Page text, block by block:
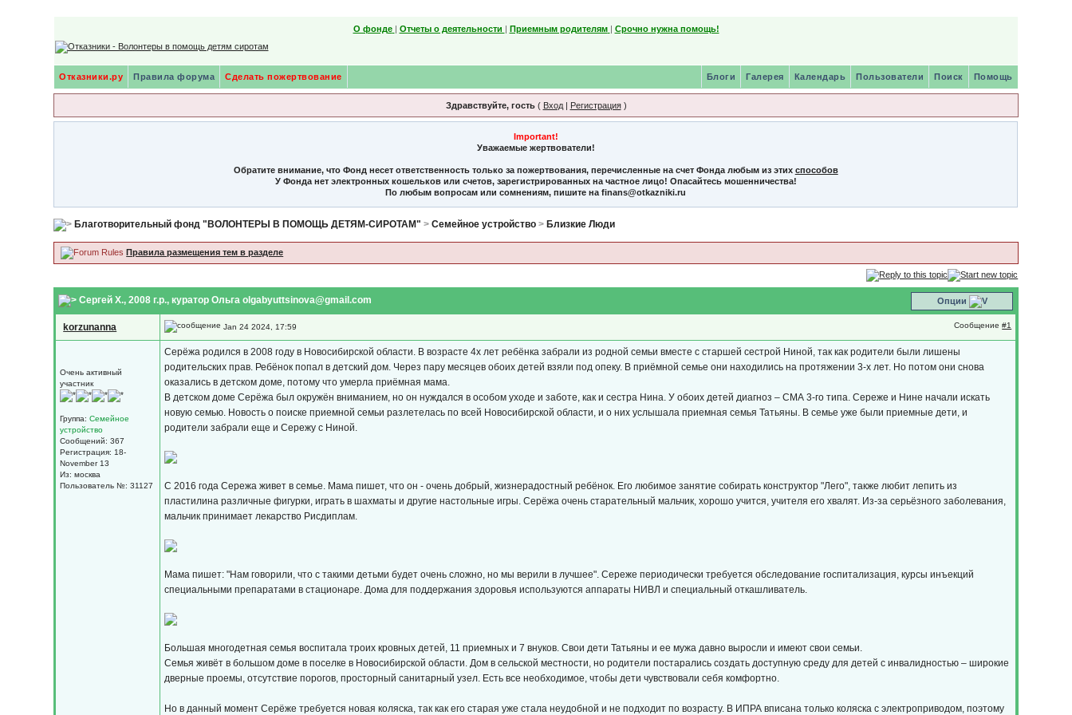
О фонде | Отчеты о деятельности | Приемным родителям | Срочно нужна помощь!
Отказники.ру Правила форума Сделать пожертвование Помощь
Поиск
Пользователи
Календарь
Галерея
Блоги
Здравствуйте, гость( Вход| Регистрация)
Important!
Уважаемые жертвователи!
Обратите внимание, что Фонд несет ответственность только за пожертвования, перечисленные на счет Фонда любым из этих способов
У Фонда нет электронных кошельков или счетов, зарегистрированных на частное лицо! Опасайтесь мошенничества!
По любым вопросам или сомнениям, пишите на finans@otkazniki.ru
Благотворительный фонд "ВОЛОНТЕРЫ В ПОМОЩЬ ДЕТЯМ-СИРОТАМ" >Семейное устройство > Близкие Люди
Правила размещения тем в разделе
Сергей Х., 2008 г.р., куратор Ольга olgabyuttsinova@gmail.com Опции
korzunanna Jan 24 2024, 17:59 Сообщение#1
Очень активный
участник
Группа:Семейное
устройство
Сообщений: 367
Регистрация: 18-
November 13
Из: москва
Пользователь №: 31127
Серёжа родился в 2008 году в Новосибирской области. В возрасте 4х лет ребёнка забрали из родной семьи вместе с старшей сестрой Ниной, так как родители были лишены
родительских прав. Ребёнок попал в детский дом. Через пару месяцев обоих детей взяли под опеку. В приёмной семье они находились на протяжении 3-х лет. Но потом они снова
оказались в детском доме, потому что умерла приёмная мама.
В детском доме Серёжа был окружён вниманием, но он нуждался в особом уходе и заботе, как и сестра Нина. У обоих детей диагноз – СМА 3-го типа. Сереже и Нине начали искать
новую семью. Новость о поиске приемной семьи разлетелась по всей Новосибирской области, и о них услышала приемная семья Татьяны. В семье уже были приемные дети, и
родители забрали еще и Сережу с Ниной.
С 2016 года Сережа живет в семье. Мама пишет, что он - очень добрый, жизнерадостный ребёнок. Его любимое занятие собирать конструктор "Лего", также любит лепить из
пластилина различные фигурки, играть в шахматы и другие настольные игры. Серёжа очень старательный мальчик, хорошо учится, учителя его хвалят. Из-за серьёзного заболевания,
мальчик принимает лекарство Рисдиплам.
Мама пишет: "Нам говорили, что с такими детьми будет очень сложно, но мы верили в лучшее". Сереже периодически требуется обследование госпитализация, курсы инъекций
специальными препаратами в стационаре. Дома для поддержания здоровья используются аппараты НИВЛ и специальный откашливатель.
Большая многодетная семья воспитала троих кровных детей, 11 приемных и 7 внуков. Свои дети Татьяны и ее мужа давно выросли и имеют свои семьи.
Семья живёт в большом доме в поселке в Новосибирской области. Дом в сельской местности, но родители постарались создать доступную среду для детей с инвалидностью – широкие
дверные проемы, отсутствие порогов, просторный санитарный узел. Есть все необходимое, чтобы дети чувствовали себя комфортно.
Но в данный момент Серёже требуется новая коляска, так как его старая уже стала неудобной и не подходит по возрасту. В ИПРА вписана только коляска с электроприводом, поэтому